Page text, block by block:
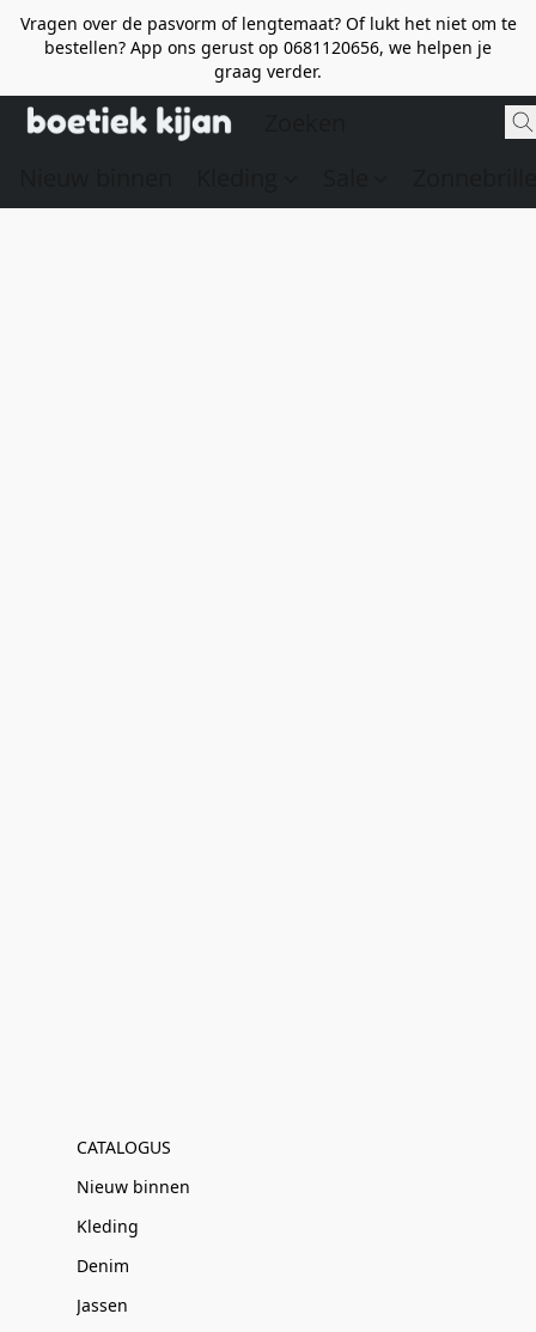
Vragen over de pasvorm of lengtemaat? Of lukt het niet om te
bestellen? App ons gerust op 0681120656, we helpen je
graag verder.
CATALOGUS
Nieuw binnen
Kleding
Denim
Jassen